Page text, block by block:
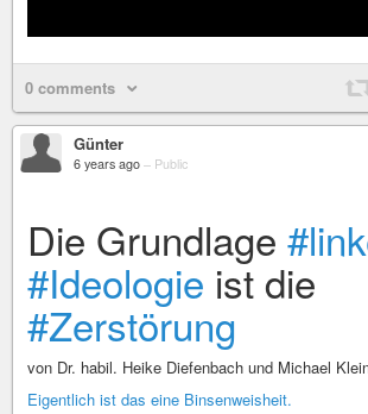
0 comments
Günter
6 years ago – Public
Die Grundlage
#Ideologie ist die
#Zerstörung
von Dr. habil. Heike Diefenbach und Michael
Eigentlich ist das eine Binsenweisheit.